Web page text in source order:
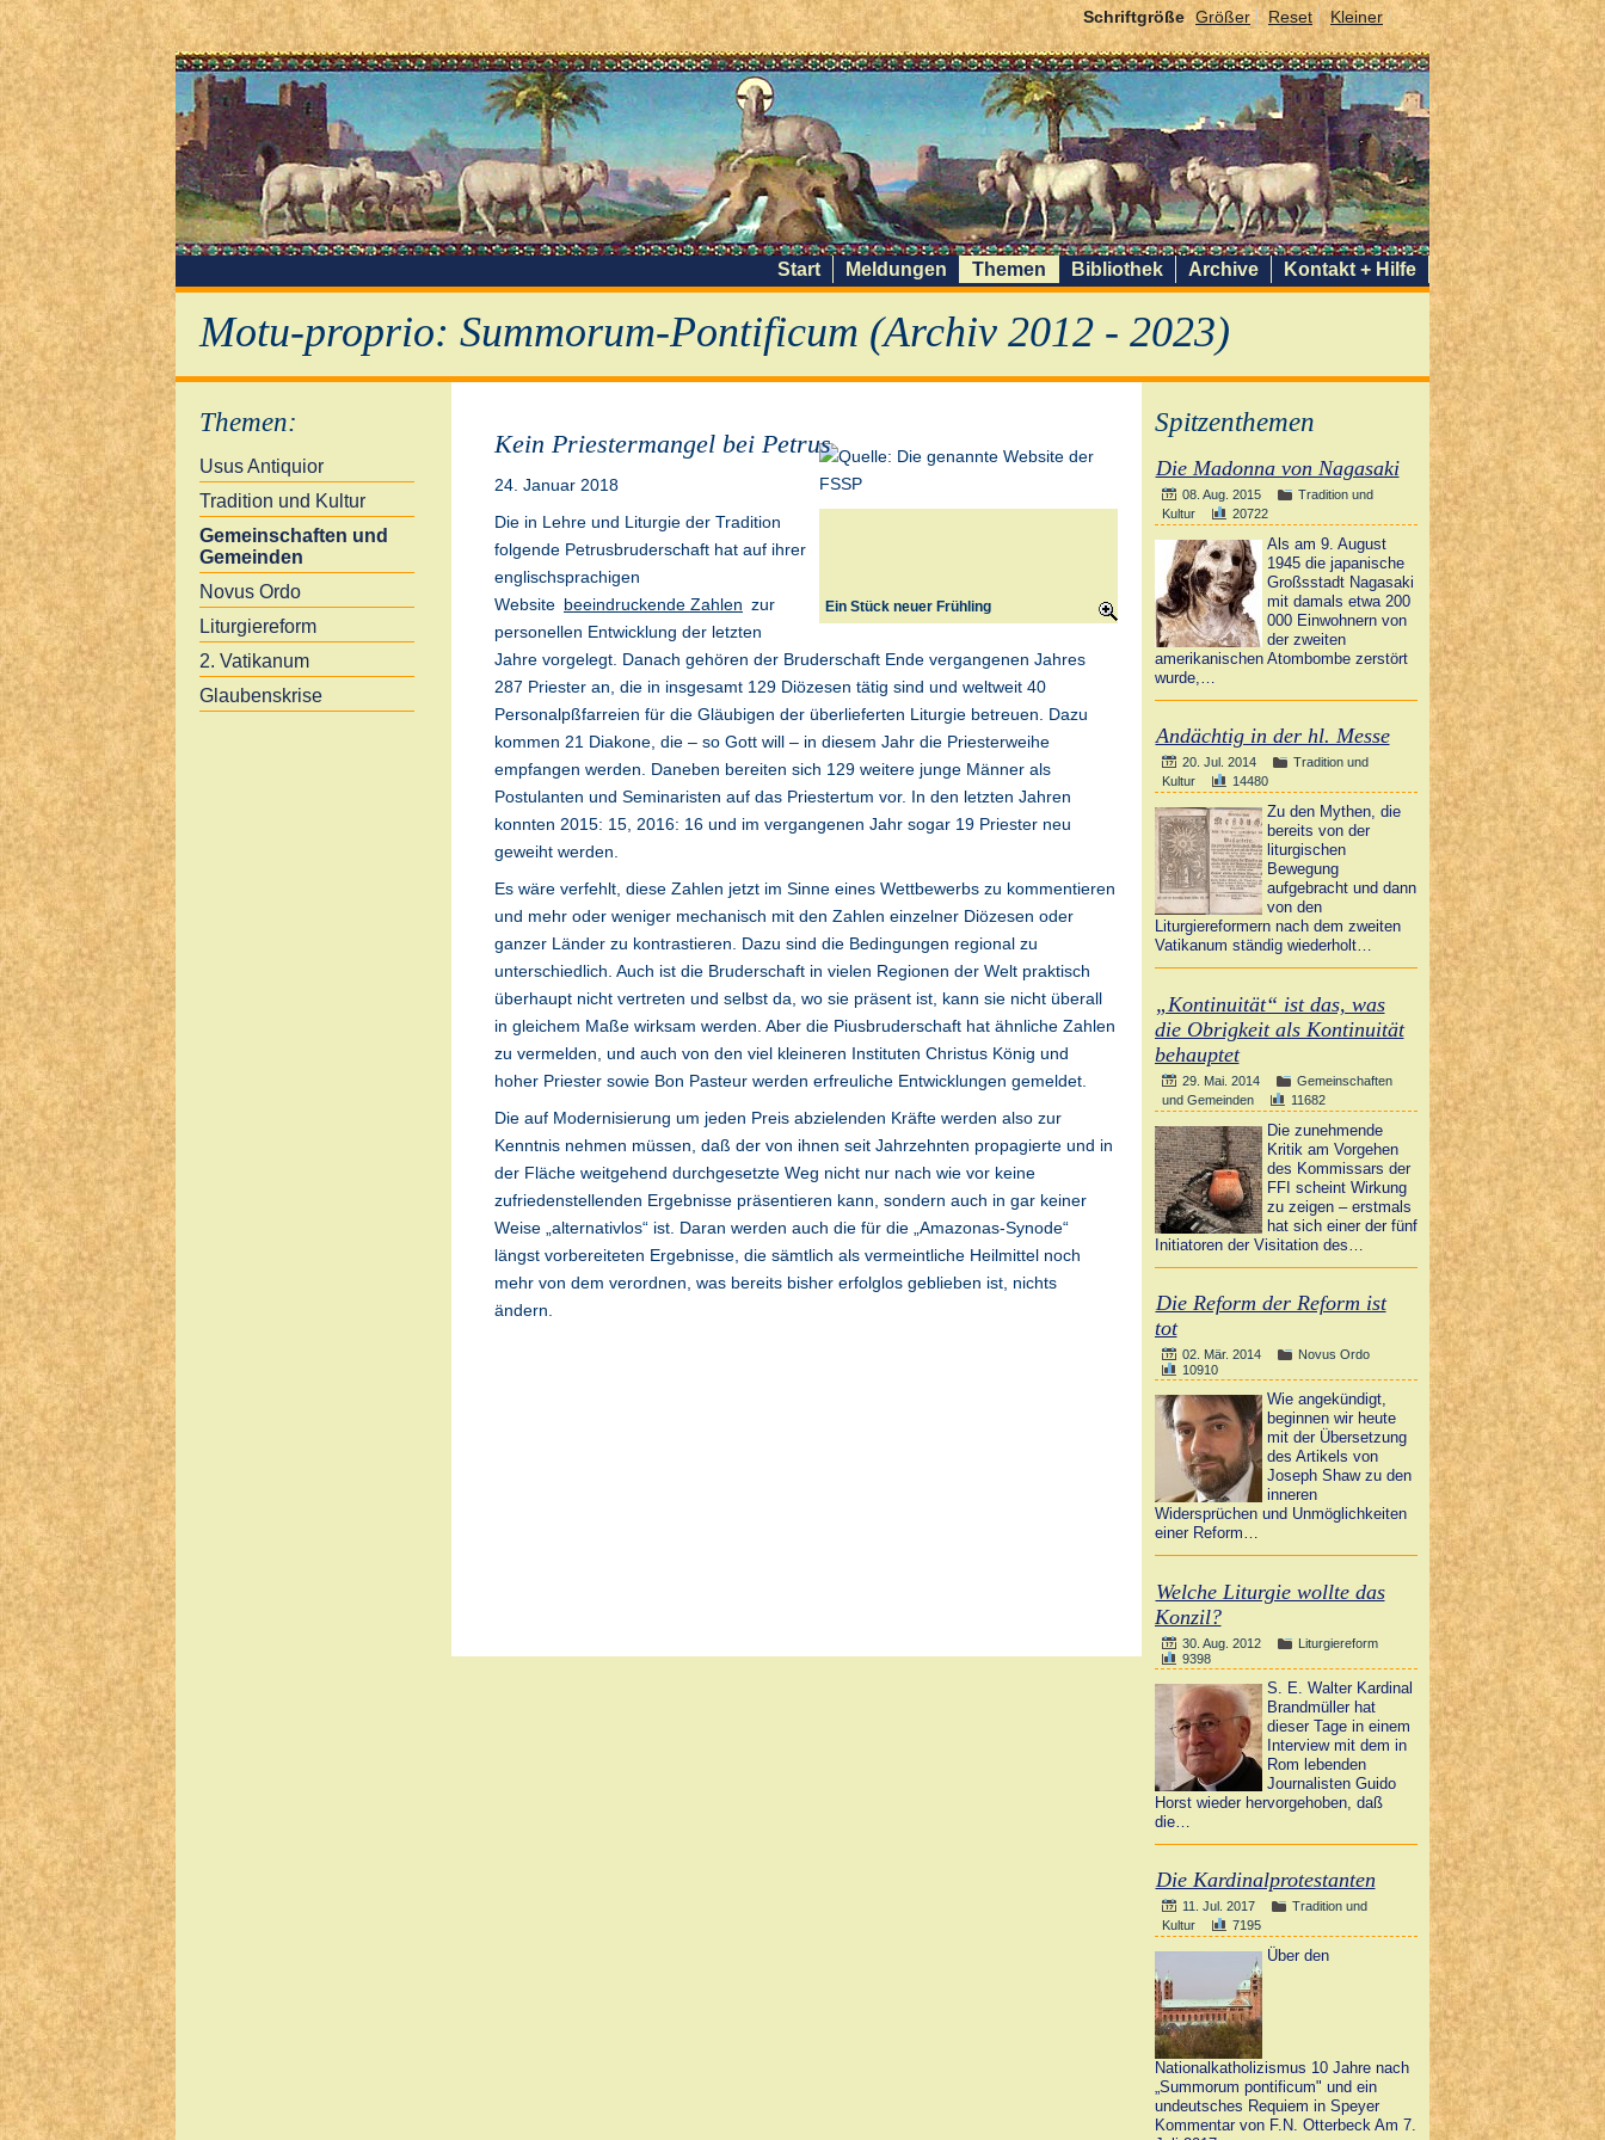
Motu-proprio: Summorum-Pontificum (Archiv 2012 - 2023)
Schriftgröße Größer Reset Kleiner
Start Meldungen Themen Bibliothek Archive Kontakt + Hilfe
Themen:
Usus Antiquior
Tradition und Kultur
Gemeinschaften und
Gemeinden
Novus Ordo
Liturgiereform
2. Vatikanum
Glaubenskrise
Kein Priestermangel bei Petrus
24. Januar 2018
Ein Stück neuer Frühling
Die in Lehre und Liturgie der Tradition
folgende Petrusbruderschaft hat auf ihrer
englischsprachigen
Website beeindruckende Zahlen zur
personellen Entwicklung der letzten
Jahre vorgelegt. Danach gehören der Bruderschaft Ende vergangenen Jahres
287 Priester an, die in insgesamt 129 Diözesen tätig sind und weltweit 40
Personalpßfarreien für die Gläubigen der überlieferten Liturgie betreuen. Dazu
kommen 21 Diakone, die – so Gott will – in diesem Jahr die Priesterweihe
empfangen werden. Daneben bereiten sich 129 weitere junge Männer als
Postulanten und Seminaristen auf das Priestertum vor. In den letzten Jahren
konnten 2015: 15, 2016: 16 und im vergangenen Jahr sogar 19 Priester neu
geweiht werden.
Es wäre verfehlt, diese Zahlen jetzt im Sinne eines Wettbewerbs zu kommentieren
und mehr oder weniger mechanisch mit den Zahlen einzelner Diözesen oder
ganzer Länder zu kontrastieren. Dazu sind die Bedingungen regional zu
unterschiedlich. Auch ist die Bruderschaft in vielen Regionen der Welt praktisch
überhaupt nicht vertreten und selbst da, wo sie präsent ist, kann sie nicht überall
in gleichem Maße wirksam werden. Aber die Piusbruderschaft hat ähnliche Zahlen
zu vermelden, und auch von den viel kleineren Instituten Christus König und
hoher Priester sowie Bon Pasteur werden erfreuliche Entwicklungen gemeldet.
Die auf Modernisierung um jeden Preis abzielenden Kräfte werden also zur
Kenntnis nehmen müssen, daß der von ihnen seit Jahrzehnten propagierte und in
der Fläche weitgehend durchgesetzte Weg nicht nur nach wie vor keine
zufriedenstellenden Ergebnisse präsentieren kann, sondern auch in gar keiner
Weise „alternativlos“ ist. Daran werden auch die für die „Amazonas-Synode“
längst vorbereiteten Ergebnisse, die sämtlich als vermeintliche Heilmittel noch
mehr von dem verordnen, was bereits bisher erfolglos geblieben ist, nichts
ändern.
Spitzenthemen
Die Madonna von Nagasaki
08. Aug. 2015
Tradition und
Kultur
20722
Als am 9. August
1945 die japanische
Großsstadt Nagasaki
mit damals etwa 200
000 Einwohnern von
der zweiten
amerikanischen Atombombe zerstört
wurde,…
Andächtig in der hl. Messe
20. Jul. 2014
Tradition und
Kultur
14480
Zu den Mythen, die
bereits von der
liturgischen
Bewegung
aufgebracht und dann
von den
Liturgiereformern nach dem zweiten
Vatikanum ständig wiederholt…
„Kontinuität“ ist das, was
die Obrigkeit als Kontinuität
behauptet
29. Mai. 2014
Gemeinschaften
und Gemeinden
11682
Die zunehmende
Kritik am Vorgehen
des Kommissars der
FFI scheint Wirkung
zu zeigen – erstmals
hat sich einer der fünf
Initiatoren der Visitation des…
Die Reform der Reform ist
tot
02. Mär. 2014
Novus Ordo
10910
Wie angekündigt,
beginnen wir heute
mit der Übersetzung
des Artikels von
Joseph Shaw zu den
inneren
Widersprüchen und Unmöglichkeiten
einer Reform…
Welche Liturgie wollte das
Konzil?
30. Aug. 2012
Liturgiereform
9398
S. E. Walter Kardinal
Brandmüller hat
dieser Tage in einem
Interview mit dem in
Rom lebenden
Journalisten Guido
Horst wieder hervorgehoben, daß
die…
Die Kardinalprotestanten
11. Jul. 2017
Tradition und
Kultur
7195
Über den
Nationalkatholizismus 10 Jahre nach
„Summorum pontificum" und ein
undeutsches Requiem in Speyer
Kommentar von F.N. Otterbeck Am 7.